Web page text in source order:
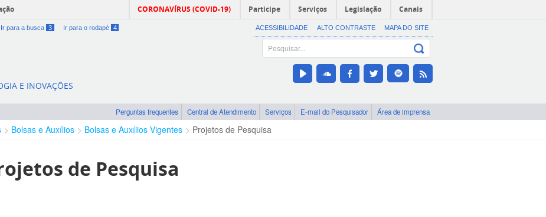
CORONAVÍRUS (COVID-19) Participe Serviços Legislação Canais
Ir para a busca 3 Ir para o rodapé 4 ACESSIBILIDADE ALTO CONTRASTE MAPA DO SITE
E INOVAÇÕES
Perguntas frequentes Central de Atendimento Serviços E-mail do Pesquisador Área de imprensa
Bolsas e Auxílios Bolsas e Auxílios Vigentes Projetos de Pesquisa
de Pesquisa